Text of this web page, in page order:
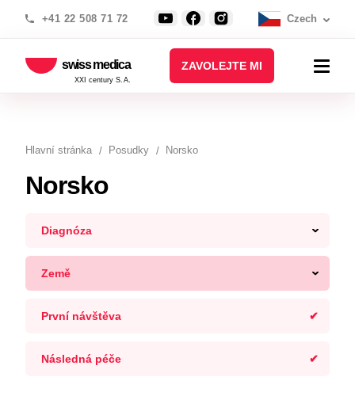
+41 22 508 71 72 Czech
swiss medica
XXI century S.A.
ZAVOLEJTE MI
Hlavní stránka Posudky Norsko
Norsko
Diagnóza
Země
První návštěva
Následná péče